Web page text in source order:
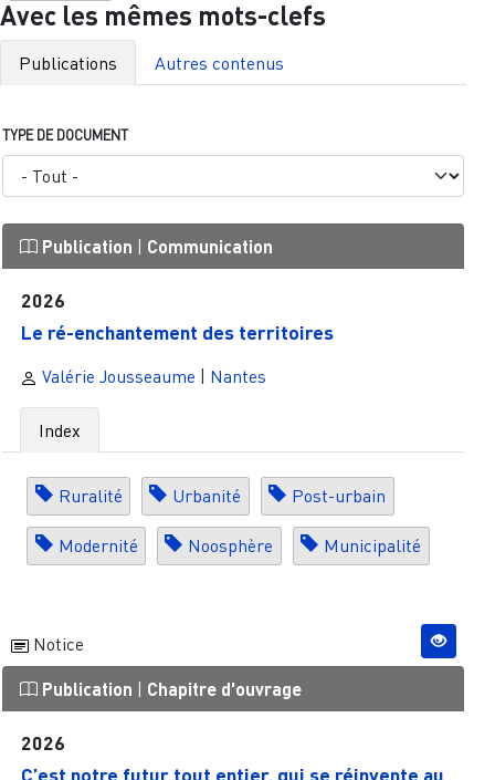
Avec les mêmes mots-clefs
Publications Autres contenus
TYPE DE DOCUMENT
Publication | Communication
2026
Le ré-enchantement des territoires
Valérie Jousseaume Nantes
Index
Ruralité Urbanité Post-urbain
Modernité Noosphère Municipalité
Notice
Publication | Chapitre d'ouvrage
2026
C’est notre futur tout entier, qui se réinvente au